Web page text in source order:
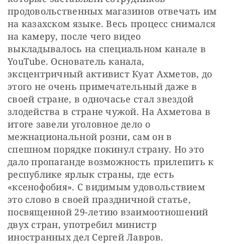
продовольственных магазинов отвечать им
на казахском языке. Весь процесс снимался
на камеру, после чего видео
выкладывалось на специальном канале в
YouTube. Основатель канала,
эксцентричный активист Куат Ахметов, до
этого не очень примечательный даже в
своей стране, в одночасье стал звездой
злодейства в стране чужой. На Ахметова в
итоге завели уголовное дело о
межнациональной розни, сам он в
спешном порядке покинул страну. Но это
дало пропаганде возможность прилепить к
республике ярлык страны, где есть
«ксенофобия». С видимым удовольствием
это слово в своей праздничной статье,
посвященной 29-летию взаимоотношений
двух стран, употребил министр
иностранных дел Сергей Лавров.